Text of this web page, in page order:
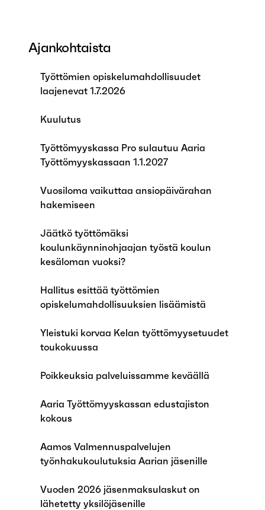
Ajankohtaista
Työttömien opiskelumahdollisuudet
laajenevat 1.7.2026
Kuulutus
Työttömyyskassa Pro sulautuu Aaria
Työttömyyskassaan 1.1.2027
Vuosiloma vaikuttaa ansiopäivärahan
hakemiseen
Jäätkö työttömäksi
koulunkäynninohjaajan työstä koulun
kesäloman vuoksi?
Hallitus esittää työttömien
opiskelumahdollisuuksien lisäämistä
Yleistuki korvaa Kelan työttömyysetuudet
toukokuussa
Poikkeuksia palveluissamme keväällä
Aaria Työttömyyskassan edustajiston
kokous
Aamos Valmennuspalvelujen
työnhakukoulutuksia Aarian jäsenille
Vuoden 2026 jäsenmaksulaskut on
lähetetty yksilöjäsenille